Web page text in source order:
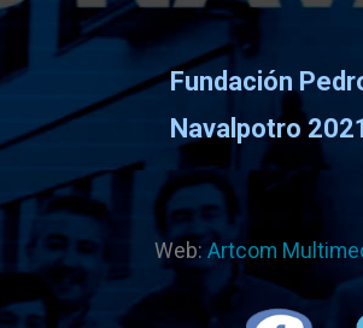
Fundación
Navalpotro 2021
Web: Artcom